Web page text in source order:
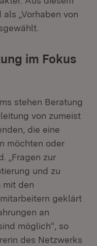
„Vorhaben von
im Fokus
stehen Beratung
von zumeist
die eine
möchten oder
„Fragen zur
und zu
mit den
geklärt
an
möglich“, so
des Netzwerks